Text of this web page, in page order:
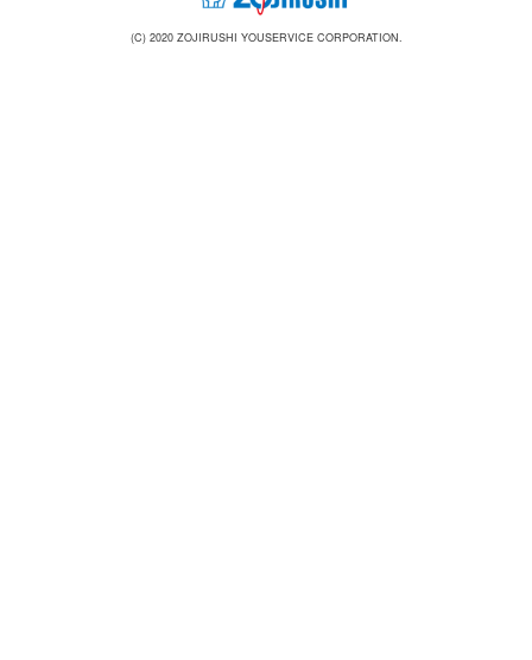
(C) 2020 ZOJIRUSHI YOUSERVICE CORPORATION.